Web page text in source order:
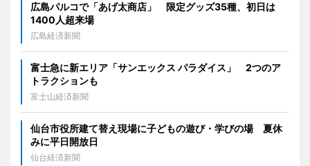
広島パルコで「あげ太商店」 限定グッズ35種、初日は
1400人超来場
広島経済新聞
富士急に新エリア「サンエックス パラダイス」 2つのア
トラクションも
富士山経済新聞
仙台市役所建て替え現場に子どもの遊び・学びの場 夏休
みに平日開放日
仙台経済新聞